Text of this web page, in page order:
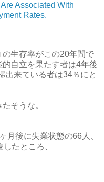
Associated With
Rates.
生存率がこの20年間で
自立を果たす者は4年後
出来ている者は34％にと
そうな。
月後に失業状態の66人、
たところ、